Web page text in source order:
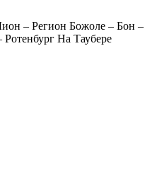
– Регион Божоле – Бон –
На Таубере